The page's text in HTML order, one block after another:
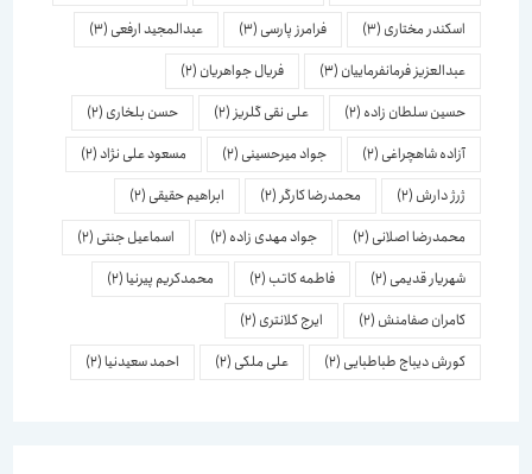
اسكندر مختاری(3) فرامرز پارسی(3) عبدالمجید ارفعی(3)
عبدالعزیز فرمانفرماییان(3) فریال جواهریان(2)
حسین سلطان زاده(2) علی نقی گلریز(2) حسن بلخاری(2)
آزاده شاهچراغی(2) جواد میرحسینی(2) مسعود علی نژاد (2)
ژرژ دارش(2) محمدرضا کارگر(2) ابراهیم حقیقی(2)
محمدرضا اصلانی(2) جواد مهدی زاده(2) اسماعیل جنتی(2)
شهریار قدیمی(2) فاطمه کاتب(2) محمدکریم پیرنیا(2)
کامران صفامنش(2) ایرج کلانتری(2)
کورش دیباج طباطبایی(2) علی ملکی(2) احمد سعیدنیا(2)